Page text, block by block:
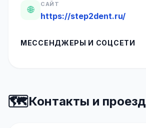
🌐
САЙТ
https://step2dent.ru/
МЕССЕНДЖЕРЫ И СОЦСЕТИ
🗺️Контакты и проезд